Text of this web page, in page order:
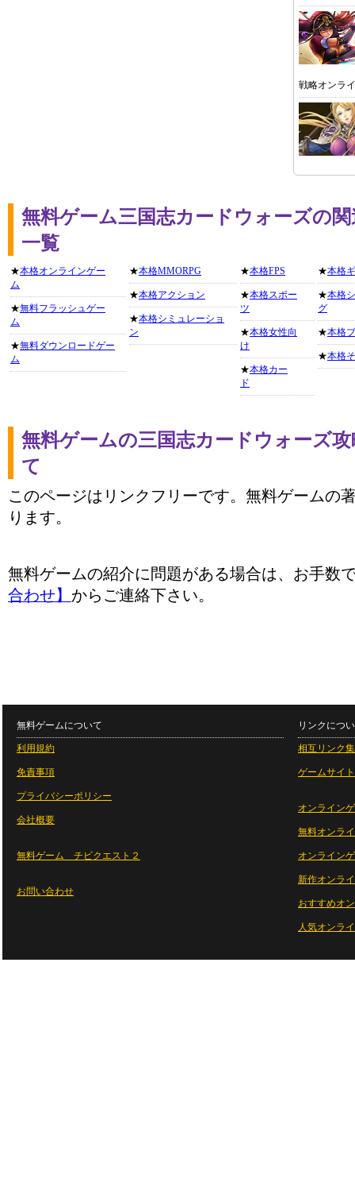
戦略オンラ
無料ゲーム三国志カードウォーズの
一覧
★本格オンラインゲー
ム
★無料フラッシュゲー
ム
★無料ダウンロードゲー
ム
★本格MMORPG
★本格アクション
★本格シミュレーショ
ン
★本格FPS
★本格スポー
ツ
★本格女性向
け
★本格カー
ド
★本格
★本格
グ
★本格
★本格
無料ゲームの三国志カードウォーズ
て
このページはリンクフリーです。無料ゲームの
ります。
無料ゲームの紹介に問題がある場合は、お手数
合わせ】 からご連絡下さい。
無料ゲームについて
利用規約
免責事項
プライバシーポリシー
会社概要
無料ゲーム チビクエスト２
お問い合わせ
リンクにつ
相互リンク集
ゲームサイ
オンライン
無料オンラ
オンライン
新作オンラ
おすすめオ
人気オンラ